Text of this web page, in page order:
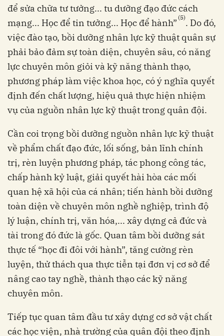
để sửa chữa tư tưởng... tu dưỡng đạo đức cách
mạng... Học để tin tưởng... Học để hành” (5). Do đó,
việc đào tạo, bồi dưỡng nhân lực kỹ thuật quân sự
phải bảo đảm sự toàn diện, chuyên sâu, có năng
lực chuyên môn giỏi và kỹ năng thành thạo,
phương pháp làm việc khoa học, có ý nghĩa quyết
định đến chất lượng, hiệu quả thực hiện nhiệm
vụ của nguồn nhân lực kỹ thuật trong quân đội.
Cần coi trọng bồi dưỡng nguồn nhân lực kỹ thuật
về phẩm chất đạo đức, lối sống, bản lĩnh chính
trị, rèn luyện phương pháp, tác phong công tác,
chấp hành kỷ luật, giải quyết hài hòa các mối
quan hệ xã hội của cá nhân; tiến hành bồi dưỡng
toàn diện về chuyên môn nghề nghiệp, trình độ
lý luận, chính trị, văn hóa,... xây dựng cả đức và
tài trong đó đức là gốc. Quan tâm bồi dưỡng sát
thực tế “học đi đôi với hành”, tăng cường rèn
luyện, thử thách qua thực tiễn tại đơn vị cơ sở để
nâng cao tay nghề, thành thạo các kỹ năng
chuyên môn.
Tiếp tục quan tâm đầu tư xây dựng cơ sở vật chất
các học viện, nhà trường của quân đội theo định